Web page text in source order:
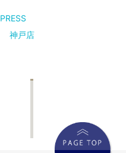
PRESS
神戸店